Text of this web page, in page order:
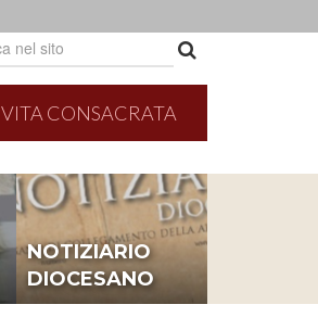
VITA CONSACRATA
NOTIZIARIO
DIOCESANO